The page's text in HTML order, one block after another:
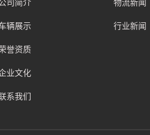
司简介
辆展示
誉资质
业文化
系我们
物流新闻
行业新闻